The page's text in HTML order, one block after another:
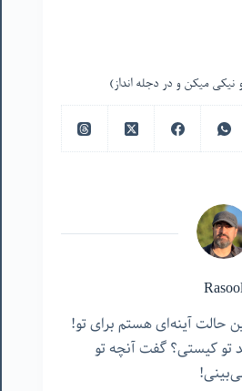
نیکی میکن و در دجله انداز)
حالت آینه‌ای هستم برای تو!
تو کیستی؟ گفت آنچه تو